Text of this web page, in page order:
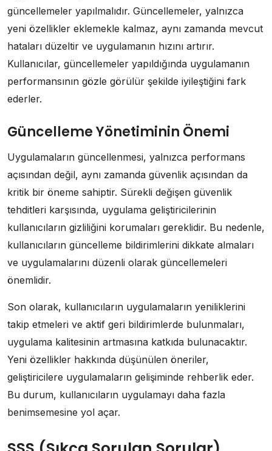
güncellemeler yapılmalıdır. Güncellemeler, yalnızca
yeni özellikler eklemekle kalmaz, aynı zamanda mevcut
hataları düzeltir ve uygulamanın hızını artırır.
Kullanıcılar, güncellemeler yapıldığında uygulamanın
performansının gözle görülür şekilde iyileştiğini fark
ederler.
Güncelleme Yönetiminin Önemi
Uygulamaların güncellenmesi, yalnızca performans
açısından değil, aynı zamanda güvenlik açısından da
kritik bir öneme sahiptir. Sürekli değişen güvenlik
tehditleri karşısında, uygulama geliştiricilerinin
kullanıcıların gizliliğini korumaları gereklidir. Bu nedenle,
kullanıcıların güncelleme bildirimlerini dikkate almaları
ve uygulamalarını düzenli olarak güncellemeleri
önemlidir.
Son olarak, kullanıcıların uygulamaların yeniliklerini
takip etmeleri ve aktif geri bildirimlerde bulunmaları,
uygulama kalitesinin artmasına katkıda bulunacaktır.
Yeni özellikler hakkında düşünülen öneriler,
geliştiricilere uygulamaların gelişiminde rehberlik eder.
Bu durum, kullanıcıların uygulamayı daha fazla
benimsemesine yol açar.